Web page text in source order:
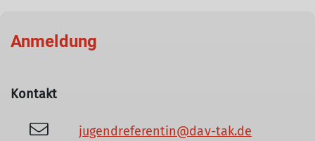
Anmeldung
Kontakt
jugendreferentin@dav-tak.de